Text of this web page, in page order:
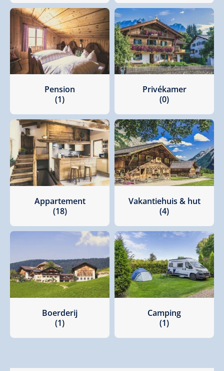
Pension
(1)
Privékamer
(0)
Appartement
(18)
Vakantiehuis & hut
(4)
Boerderij
(1)
Camping
(1)